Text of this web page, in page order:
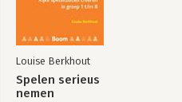
Bekijk alle boeken
Louise Berkhout
Spelen serieus
nemen